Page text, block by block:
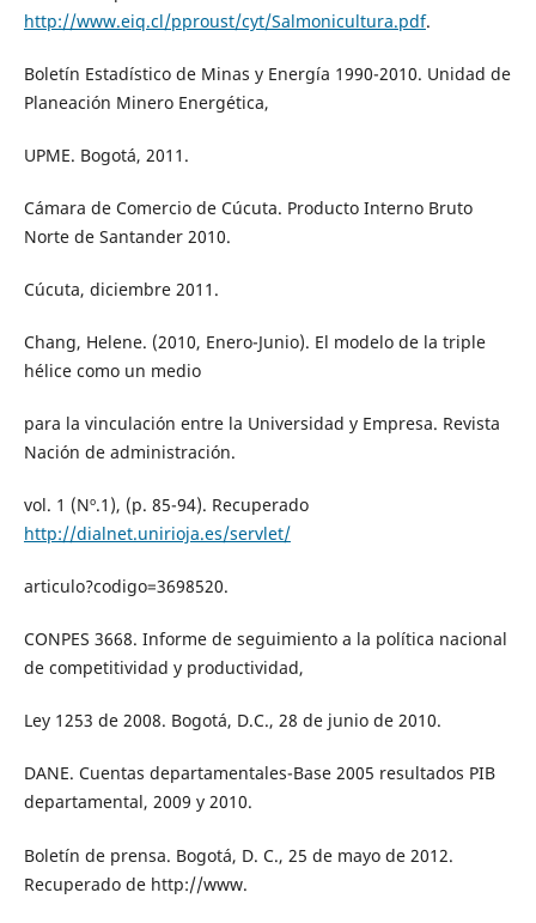
http://www.eiq.cl/pproust/cyt/Salmonicultura.pdf.
Boletín Estadístico de Minas y Energía 1990-2010. Unidad de
Planeación Minero Energética,
UPME. Bogotá, 2011.
Cámara de Comercio de Cúcuta. Producto Interno Bruto
Norte de Santander 2010.
Cúcuta, diciembre 2011.
Chang, Helene. (2010, Enero-Junio). El modelo de la triple
hélice como un medio
para la vinculación entre la Universidad y Empresa. Revista
Nación de administración.
vol. 1 (Nº.1), (p. 85-94). Recuperado
http://dialnet.unirioja.es/servlet/
articulo?codigo=3698520.
CONPES 3668. Informe de seguimiento a la política nacional
de competitividad y productividad,
Ley 1253 de 2008. Bogotá, D.C., 28 de junio de 2010.
DANE. Cuentas departamentales-Base 2005 resultados PIB
departamental, 2009 y 2010.
Boletín de prensa. Bogotá, D. C., 25 de mayo de 2012.
Recuperado de http://www.